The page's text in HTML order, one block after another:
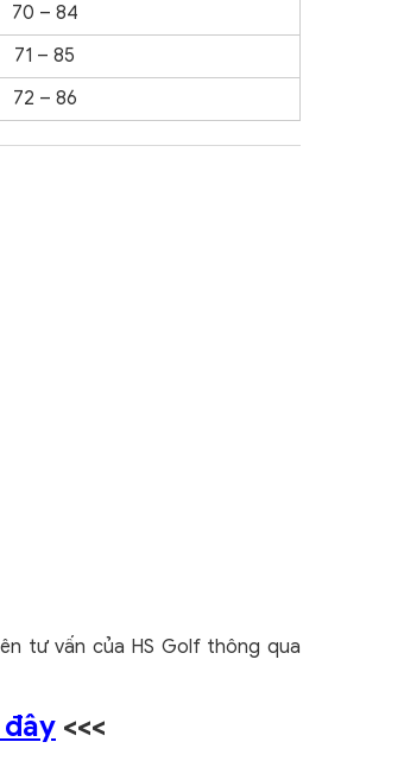
70 – 84
71 – 85
72 – 86
tư vấn của HS Golf thông qua
<<<